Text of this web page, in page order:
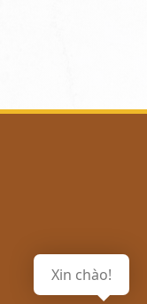
Xin chào!